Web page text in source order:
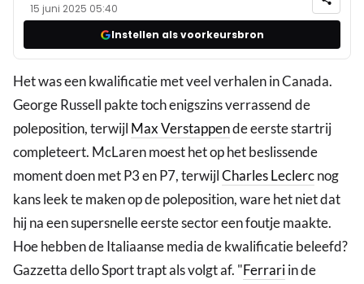
15 juni 2025 05:40
Instellen als voorkeursbron
Het was een kwalificatie met veel verhalen in Canada.
George Russell pakte toch enigszins verrassend de
poleposition, terwijl Max Verstappende eerste startrij
completeert. McLaren moest het op het beslissende
moment doen met P3 en P7, terwijlCharles Leclercnog
kans leek te maken op de poleposition, ware het niet dat
hij na een supersnelle eerste sector een foutje maakte.
Hoe hebben de Italiaanse media de kwalificatie beleefd?
Gazzetta dello Sport trapt als volgt af. "Ferrariin de